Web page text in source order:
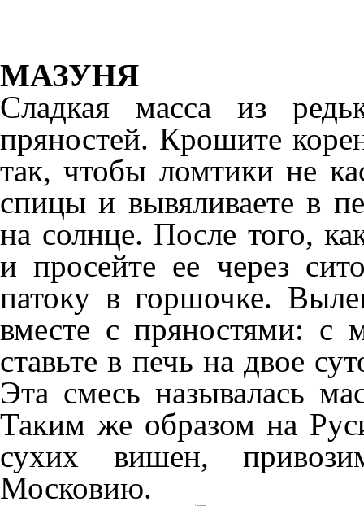
МАЗУНЯ
Сладкая масса из
пряностей. Крошите
так, чтобы ломтики не
спицы и вывяливаете в
на солнце. После того,
и просейте ее через
патоку в горшочке.
вместе с пряностями: с
ставьте в печь на двое
Эта смесь называлась
Таким же образом на
сухих вишен,
Московию.